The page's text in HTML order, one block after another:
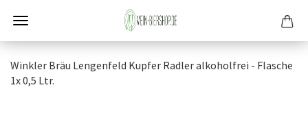
Wink­ler Bräu Len­gen­feld Kup­fer Rad­ler al­ko­hol­frei - Fla­sche
1x 0,5 Ltr.